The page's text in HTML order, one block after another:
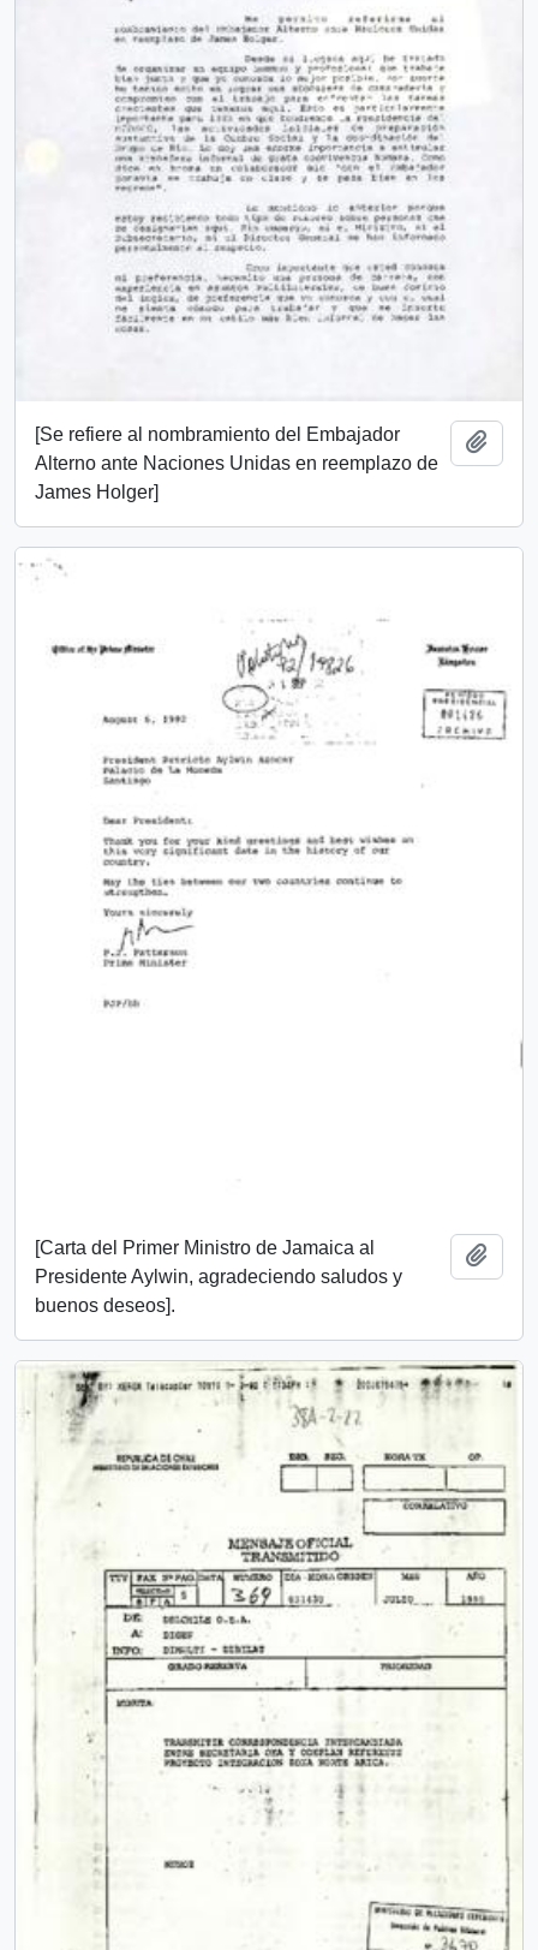
[Se refiere al nombramiento del Embajador
Alterno ante Naciones Unidas en reemplazo de
James Holger]
[Carta del Primer Ministro de Jamaica al
Presidente Aylwin, agradeciendo saludos y
buenos deseos].